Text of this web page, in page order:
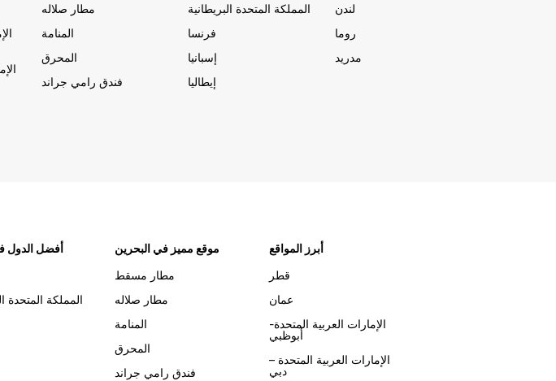
مطار صلاله
المنامة
المحرق
فندق رامي جراند
المملكة المتحدة البريطانية
فرنسا
إسبانيا
إيطاليا
لندن
روما
مدريد
أفضل الدول
المملكة المتحدة
موقع مميز في البحرين
مطار مسقط
مطار صلاله
المنامة
المحرق
فندق رامي جراند
أبرز المواقع
قطر
عمان
الإمارات العربية المتحدة-
أبوظبي
الإمارات العربية المتحدة –
دبي